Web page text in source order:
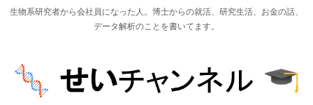
生物系研究者から会社員になった人。博士からの就活、研究生活、お金の話、
データ解析のことを書いてます。